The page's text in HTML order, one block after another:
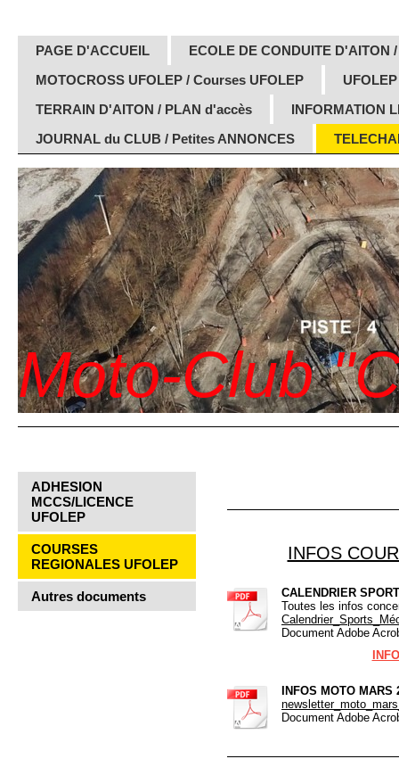
PAGE D'ACCUEIL
ECOLE DE CONDUITE D'AITON
MOTOCROSS UFOLEP / Courses UFOLEP
TERRAIN D'AITON / PLAN d'accès
INFORMATION
JOURNAL du CLUB / Petites ANNONCES
Moto-Club
ADHESION
MCCS/LICENCE
UFOLEP
COURSES
REGIONALES UFOLEP
Autres documents
INFOS
CALENDRIER
Toutes les infos
Document Adobe
INFOS MOTO MARS
Document Adobe